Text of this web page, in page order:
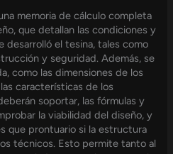
memoria de cálculo completa
que detallan las condiciones y
desarrolló el tesina, tales como
y seguridad. Además, se
como las dimensiones de los
características de los
soportar, las fórmulas y
la viabilidad del diseño, y
que prontuario si la estructura
técnicos. Esto permite tanto al